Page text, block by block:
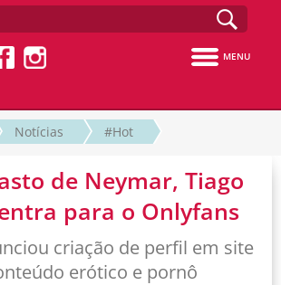
MENU
Notícias #Hot
de Neymar, Tiago
para o Onlyfans
criação de perfil em site
erótico e pornô